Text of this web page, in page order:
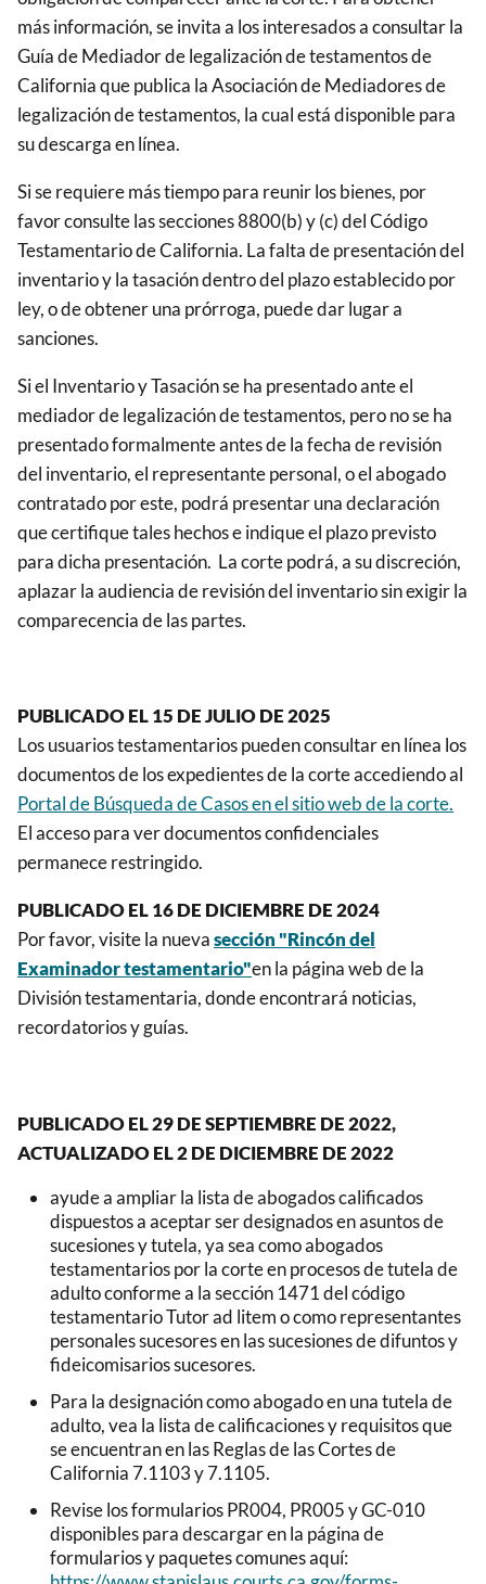
más información, se invita a los interesados ​​a consultar la
Guía de Mediador de legalización de testamentos de
California que publica la Asociación de Mediadores de
legalización de testamentos, la cual está disponible para
su descarga en línea.
Si se requiere más tiempo para reunir los bienes, por
favor consulte las secciones 8800(b) y (c) del Código
Testamentario de California. La falta de presentación del
inventario y la tasación dentro del plazo establecido por
ley, o de obtener una prórroga, puede dar lugar a
sanciones.
Si el Inventario y Tasación se ha presentado ante el
mediador de legalización de testamentos, pero no se ha
presentado formalmente antes de la fecha de revisión
del inventario, el representante personal, o el abogado
contratado por este, podrá presentar una declaración
que certifique tales hechos e indique el plazo previsto
para dicha presentación. La corte podrá, a su discreción,
aplazar la audiencia de revisión del inventario sin exigir la
comparecencia de las partes.
PUBLICADO EL 15 DE JULIO DE 2025
Los usuarios testamentarios pueden consultar en línea los
documentos de los expedientes de la corte accediendo al
Portal de Búsqueda de Casos en el sitio web de la corte.
El acceso para ver documentos confidenciales
permanece restringido.
PUBLICADO EL 16 DE DICIEMBRE DE 2024
Por favor, visite la nuevasección "Rincón del
Examinador testamentario"en la página web de la
División testamentaria, donde encontrará noticias,
recordatorios y guías.
PUBLICADO EL 29 DE SEPTIEMBRE DE 2022,
ACTUALIZADO EL 2 DE DICIEMBRE DE 2022
ayude a ampliar la lista de abogados calificados
dispuestos a aceptar ser designados en asuntos de
sucesiones y tutela, ya sea como abogados
testamentarios por la corte en procesos de tutela de
adulto conforme a la sección 1471 del código
testamentario Tutor ad litem o como representantes
personales sucesores en las sucesiones de difuntos y
fideicomisarios sucesores.
Para la designación como abogado en una tutela de
adulto, vea la lista de calificaciones y requisitos que
se encuentran en las Reglas de las Cortes de
California 7.1103 y 7.1105.
Revise los formularios PR004, PR005 y GC-010
disponibles para descargar en la página de
formularios y paquetes comunes aquí: